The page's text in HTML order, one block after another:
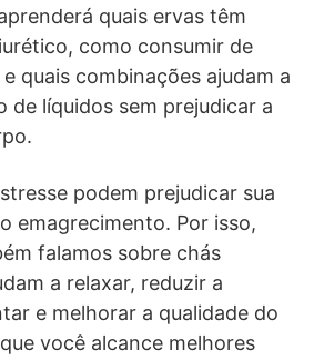
quais ervas têm
como consumir de
quais combinações ajudam a
de líquidos sem prejudicar a
podem prejudicar sua
emagrecimento. Por isso,
falamos sobre chás
a relaxar, reduzir a
e melhorar a qualidade do
você alcance melhores